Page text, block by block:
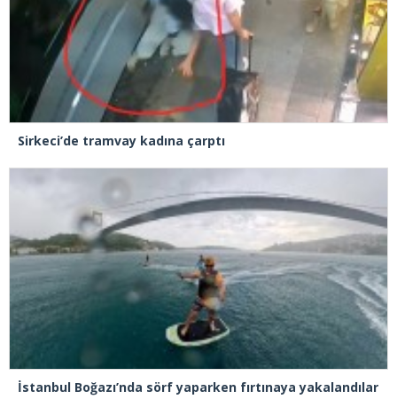
Sirkeci’de tramvay kadına çarptı
İstanbul Boğazı’nda sörf yaparken fırtınaya yakalandılar